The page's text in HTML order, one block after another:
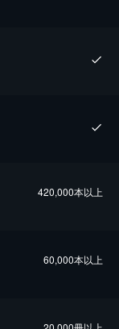
420,000本以上
60,000本以上